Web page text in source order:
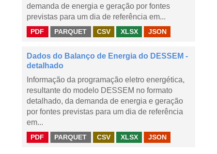
demanda de energia e geração por fontes
previstas para um dia de referência em...
PDF PARQUET CSV XLSX JSON
Dados do Balanço de Energia do DESSEM -
detalhado
Informação da programação eletro energética,
resultante do modelo DESSEM no formato
detalhado, da demanda de energia e geração
por fontes previstas para um dia de referência
em...
PDF PARQUET CSV XLSX JSON